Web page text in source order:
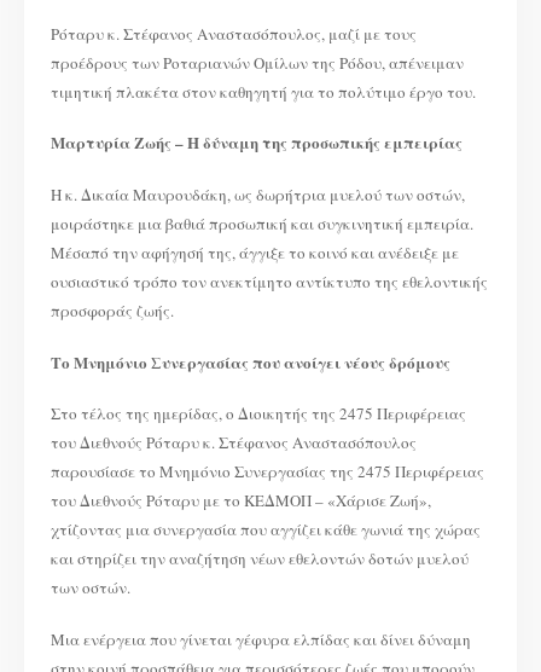
Ρόταρυ κ. Στέφανος Αναστασόπουλος, μαζί με τους
προέδρους των Ροταριανών Ομίλων της Ρόδου, απένειμαν
τιμητική πλακέτα στον καθηγητή για το πολύτιμο έργο του.
Μαρτυρία Ζωής – Η δύναμη της προσωπικής εμπειρίας
Η κ. Δικαία Μαυρουδάκη, ως δωρήτρια μυελού των οστών,
μοιράστηκε μια βαθιά προσωπική και συγκινητική εμπειρία.
Μέσαπό την αφήγησή της, άγγιξε το κοινό και ανέδειξε με
ουσιαστικό τρόπο τον ανεκτίμητο αντίκτυπο της εθελοντικής
προσφοράς ζωής.
Το Μνημόνιο Συνεργασίας που ανοίγει νέους δρόμους
Στο τέλος της ημερίδας, ο Διοικητής της 2475 Περιφέρειας
του Διεθνούς Ρόταρυ κ. Στέφανος Αναστασόπουλος
παρουσίασε το Μνημόνιο Συνεργασίας της 2475 Περιφέρειας
του Διεθνούς Ρόταρυ με το ΚΕΔΜΟΠ – «Χάρισε Ζωή»,
χτίζοντας μια συνεργασία που αγγίζει κάθε γωνιά της χώρας
και στηρίζει την αναζήτηση νέων εθελοντών δοτών μυελού
των οστών.
Μια ενέργεια που γίνεται γέφυρα ελπίδας και δίνει δύναμη